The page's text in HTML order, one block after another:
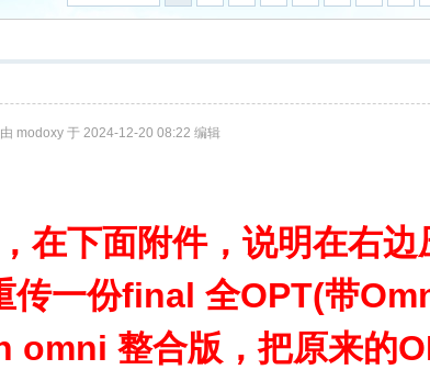
modoxy 于 2024-12-20 08:22 编辑
在下面附件，说明在右边
传一份final 全OPT(带
整合版，把原来的